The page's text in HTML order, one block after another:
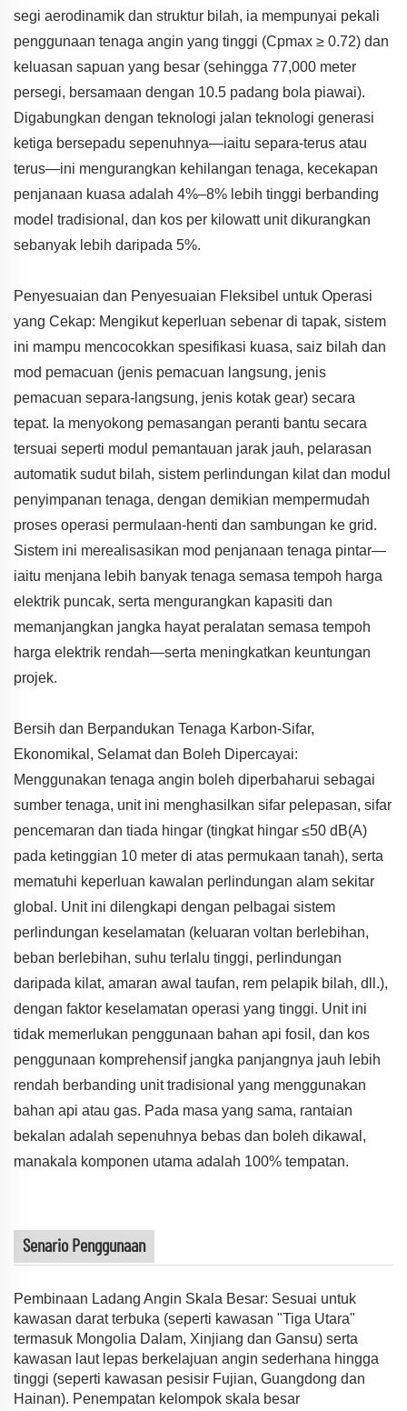
segi aerodinamik dan struktur bilah, ia mempunyai pekali
penggunaan tenaga angin yang tinggi (Cpmax ≥ 0.72) dan
keluasan sapuan yang besar (sehingga 77,000 meter
persegi, bersamaan dengan 10.5 padang bola piawai).
Digabungkan dengan teknologi jalan teknologi generasi
ketiga bersepadu sepenuhnya—iaitu separa-terus atau
terus—ini mengurangkan kehilangan tenaga, kecekapan
penjanaan kuasa adalah 4%–8% lebih tinggi berbanding
model tradisional, dan kos per kilowatt unit dikurangkan
sebanyak lebih daripada 5%.
Penyesuaian dan Penyesuaian Fleksibel untuk Operasi
yang Cekap: Mengikut keperluan sebenar di tapak, sistem
ini mampu mencocokkan spesifikasi kuasa, saiz bilah dan
mod pemacuan (jenis pemacuan langsung, jenis
pemacuan separa-langsung, jenis kotak gear) secara
tepat. Ia menyokong pemasangan peranti bantu secara
tersuai seperti modul pemantauan jarak jauh, pelarasan
automatik sudut bilah, sistem perlindungan kilat dan modul
penyimpanan tenaga, dengan demikian mempermudah
proses operasi permulaan-henti dan sambungan ke grid.
Sistem ini merealisasikan mod penjanaan tenaga pintar—
iaitu menjana lebih banyak tenaga semasa tempoh harga
elektrik puncak, serta mengurangkan kapasiti dan
memanjangkan jangka hayat peralatan semasa tempoh
harga elektrik rendah—serta meningkatkan keuntungan
projek.
Bersih dan Berpandukan Tenaga Karbon-Sifar,
Ekonomikal, Selamat dan Boleh Dipercayai:
Menggunakan tenaga angin boleh diperbaharui sebagai
sumber tenaga, unit ini menghasilkan sifar pelepasan, sifar
pencemaran dan tiada hingar (tingkat hingar ≤50 dB(A)
pada ketinggian 10 meter di atas permukaan tanah), serta
mematuhi keperluan kawalan perlindungan alam sekitar
global. Unit ini dilengkapi dengan pelbagai sistem
perlindungan keselamatan (keluaran voltan berlebihan,
beban berlebihan, suhu terlalu tinggi, perlindungan
daripada kilat, amaran awal taufan, rem pelapik bilah, dll.),
dengan faktor keselamatan operasi yang tinggi. Unit ini
tidak memerlukan penggunaan bahan api fosil, dan kos
penggunaan komprehensif jangka panjangnya jauh lebih
rendah berbanding unit tradisional yang menggunakan
bahan api atau gas. Pada masa yang sama, rantaian
bekalan adalah sepenuhnya bebas dan boleh dikawal,
manakala komponen utama adalah 100% tempatan.
Senario Penggunaan
Pembinaan Ladang Angin Skala Besar: Sesuai untuk
kawasan darat terbuka (seperti kawasan "Tiga Utara"
termasuk Mongolia Dalam, Xinjiang dan Gansu) serta
kawasan laut lepas berkelajuan angin sederhana hingga
tinggi (seperti kawasan pesisir Fujian, Guangdong dan
Hainan). Penempatan kelompok skala besar